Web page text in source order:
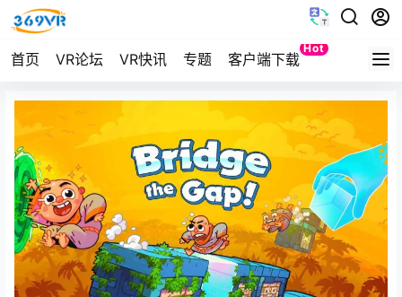
首页 VR论坛 VR快讯 专题 客户端下载
Hot
Quest